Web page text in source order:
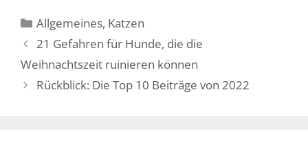
Kategorien
Allgemeines, Katzen
21 Gefahren für Hunde, die die
Weihnachtszeit ruinieren können
Rückblick: Die Top 10 Beiträge von 2022